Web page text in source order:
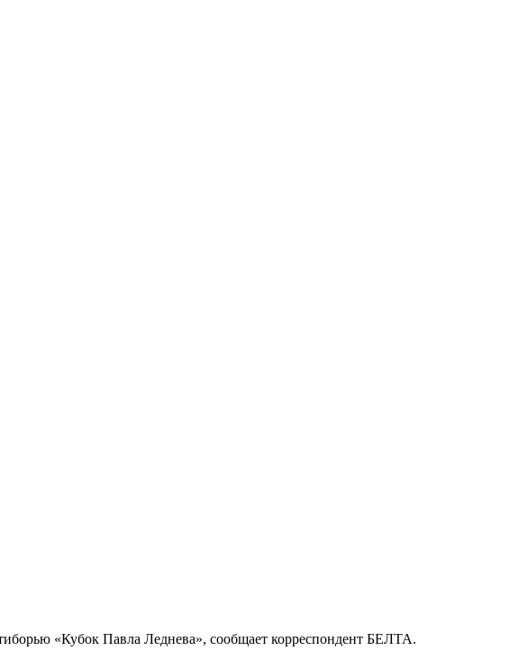
«Кубок Павла Леднева», сообщает корреспондент БЕЛТА.